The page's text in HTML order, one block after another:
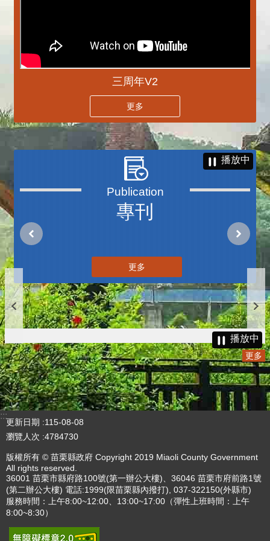
三周年V2
更多
專刊
播放中
更多
播放中
更多
:::
更新日期
115-08-08
瀏覽人次 4784730
版權所有 © 苗栗縣政府 Copyright 2019 Miaoli County Government
All rights reserved.
36001 苗栗市縣府路100號(第一辦公大樓)、36046 苗栗市府前路1號
(第二辦公大樓) 電話:1999(限苗栗縣內撥打), 037-322150(外縣市)
服務時間：上午8:00~12:00、13:00~17:00（彈性上班時間：上午
8:00~8:30）